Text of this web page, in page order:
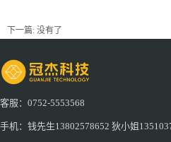
下一篇: 没有了
客服：0752-5553568
手机：钱先生13802578652 狄小姐